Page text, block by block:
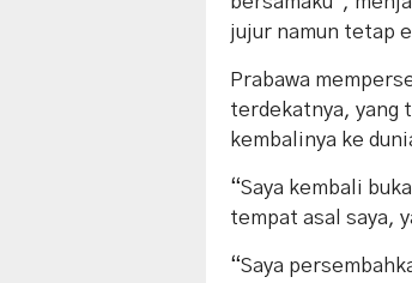
jujur namun tetap
Prabawa
terdekatnya, yang
kembalinya ke
“Saya kembali
tempat asal saya,
“Saya